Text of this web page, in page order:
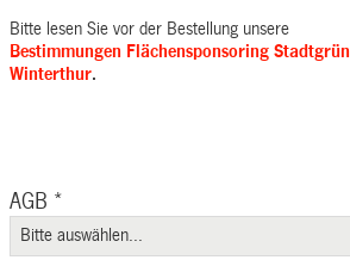
Bitte lesen Sie vor der Bestellung unsere
Bestimmungen Flächensponsoring Stadtgrün
Winterthur.
AGB *